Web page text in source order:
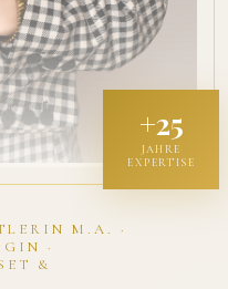
M.A. ·
·
&
+25
JAHRE
EXPERTISE